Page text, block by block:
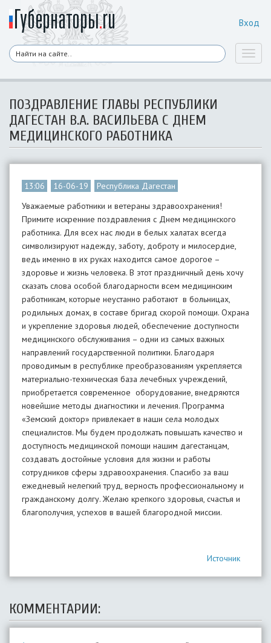
Вход
ПОЗДРАВЛЕНИЕ ГЛАВЫ РЕСПУБЛИКИ
ДАГЕСТАН В.А. ВАСИЛЬЕВА С ДНЕМ
МЕДИЦИНСКОГО РАБОТНИКА
13:06 16-06-19
Республика Дагестан
Уважаемые работники и ветераны здравоохранения!
Примите искренние поздравления с Днем медицинского
работника. Для всех нас люди в белых халатах всегда
символизируют надежду, заботу, доброту и милосердие,
ведь именно в их руках находится самое дорогое –
здоровье и жизнь человека. В этот праздничный день хочу
сказать слова особой благодарности всем медицинским
работникам, которые неустанно работают в больницах,
родильных домах, в составе бригад скорой помощи. Охрана
и укрепление здоровья людей, обеспечение доступности
медицинского обслуживания – одни из самых важных
направлений государственной политики. Благодаря
проводимым в республике преобразованиям укрепляется
материально-техническая база лечебных учреждений,
приобретается современное оборудование, внедряются
новейшие методы диагностики и лечения. Программа
«Земский доктор» привлекает в наши села молодых
специалистов. Мы будем продолжать повышать качество и
доступность медицинской помощи нашим дагестанцам,
создавать достойные условия для жизни и работы
сотрудников сферы здравоохранения. Спасибо за ваш
ежедневый нелегкий труд, верность профессиональному и
гражданскому долгу. Желаю крепкого здоровья, счастья и
благополучия, успехов в вашей благородной миссии.
Источник
КОММЕНТАРИИ: